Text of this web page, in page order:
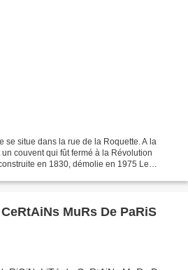
se situe dans la rue de la Roquette. A la
couvent qui fût fermé à la Révolution
en 1830, démolie en 1975 Le
MuRs De PaRiS